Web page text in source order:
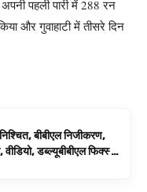
पहली पारी में 288 रन
और गुवाहाटी में तीसरे दिन
बीबीएल निजीकरण,
डब्ल्यूबीबीएल फिक्स्चर